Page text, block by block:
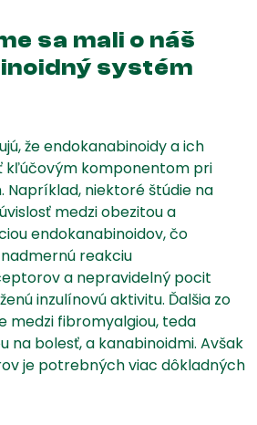
sa mali o náš
systém
že endokanabinoidy a ich
kľúčovým komponentom pri
Napríklad, niektoré štúdie na
medzi obezitou a
endokanabinoidov, čo
reakciu
a nepravidelný pocit
inzulínovú aktivitu. Ďalšia zo
medzi fibromyalgiou, teda
na bolesť, a kanabinoidmi. Avšak
je potrebných viac dôkladných